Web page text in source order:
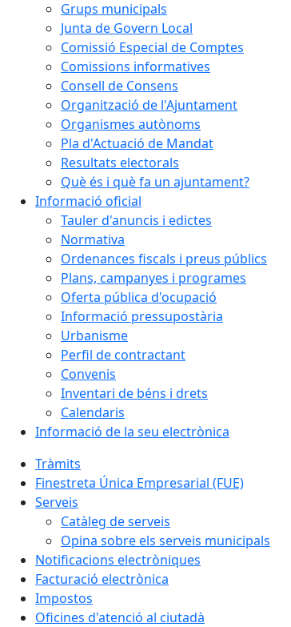
Grups municipals
Junta de Govern Local
Comissió Especial de Comptes
Comissions informatives
Consell de Consens
Organització de l'Ajuntament
Organismes autònoms
Pla d'Actuació de Mandat
Resultats electorals
Què és i què fa un ajuntament?
Informació oficial
Tauler d'anuncis i edictes
Normativa
Ordenances fiscals i preus públics
Plans, campanyes i programes
Oferta pública d'ocupació
Informació pressupostària
Urbanisme
Perfil de contractant
Convenis
Inventari de béns i drets
Calendaris
Informació de la seu electrònica
Tràmits
Finestreta Única Empresarial (FUE)
Serveis
Catàleg de serveis
Opina sobre els serveis municipals
Notificacions electròniques
Facturació electrònica
Impostos
Oficines d'atenció al ciutadà